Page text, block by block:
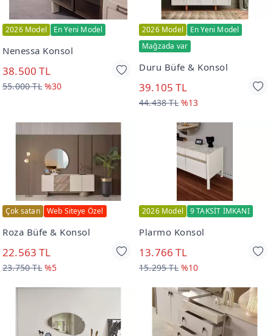
2026 Model En Yeni Model
Nenessa Konsol
38.500 TL
55.000 TL %30
2026 Model
En Yeni Model
Mağzada var
Duru Büfe & Konsol
39.105 TL
44.438 TL %13
Çok satan Web Siteye Özel
Roza Büfe & Konsol
22.563 TL
23.750 TL %5
2026 Model 9 TAKSİT İMKANI
Plarmo Konsol
13.766 TL
15.295 TL %10